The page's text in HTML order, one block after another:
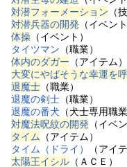
対潜フォーメーション （
対潜兵器の開発 （イベント
体操 （イベント）
タイツマン （職業）
体内のダガー （アイテム）
大変にやばそうな幸運を
退魔士 （職業）
退魔の剣士 （職業）
退魔の番犬 （犬士専用職業
対魔法呪紋の開発 （イベ
タイム
（アイテム）
タイム（ドライ）
（アイ
太陽王イシル （ＡＣＥ）